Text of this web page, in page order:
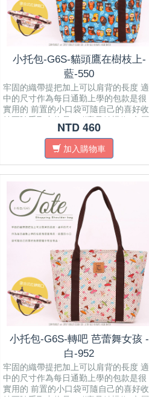
小托包-G6S-貓頭鷹在樹枝上-
藍-550
牢固的織帶提把加上可以肩背的長度 適
中的尺寸作為每日通勤上學的包款是很
實用的 前置的小口袋可隨自己的喜好收
納要隨手取出物品． //產品結構// 內層
有一個開放式內袋 ​一個拉鍊式暗袋 正面
有開放式口袋 肩帶為純棉織帶 面料材質
為防水布拉鍊密合開口 可置放A4紙
NTD 460
加入購物車
小托包-G6S-轉吧 芭蕾舞女孩 -
白-952
牢固的織帶提把加上可以肩背的長度 適
中的尺寸作為每日通勤上學的包款是很
實用的 前置的小口袋可隨自己的喜好收